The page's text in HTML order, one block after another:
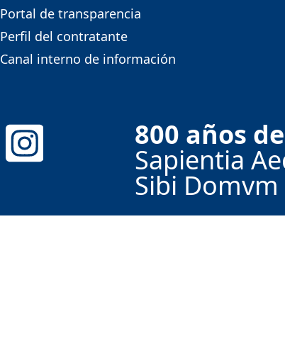
Portal de transparencia
Perfil del contratante
Canal interno de información
800 años
Sapientia
Sibi Domvm